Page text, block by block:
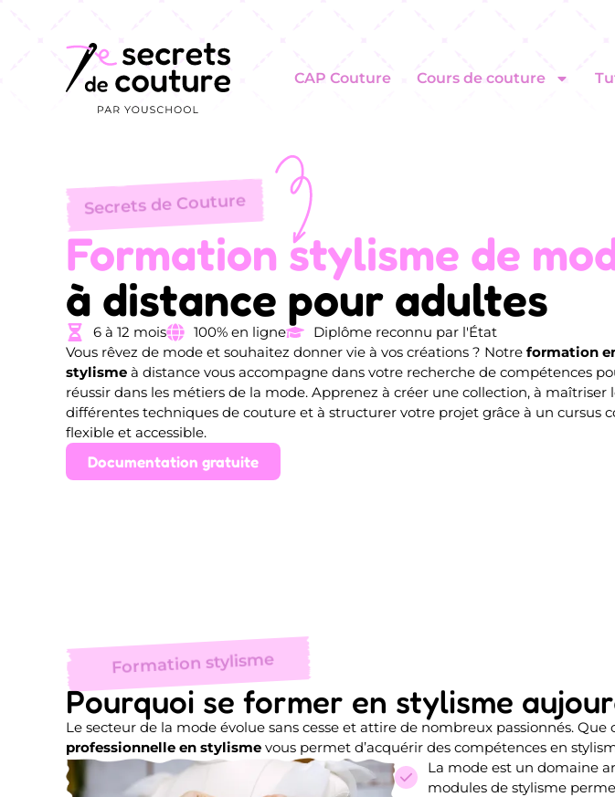
CAP Couture Cours de couture
Secrets de Couture
Formation stylisme de
à distance pour adultes
6 à 12 mois 100% en ligne
Diplôme reconnu par l'État
Vous rêvez de mode et souhaitez donner vie à vos créations ? Notre formation
stylisme à distance vous accompagne dans votre recherche de compétences
réussir dans les métiers de la mode. Apprenez à créer une collection, à maîtriser
différentes techniques de couture et à structurer votre projet grâce à un cursus
flexible et accessible.
Documentation gratuite
Formation stylisme
Pourquoi se former en stylisme
Le secteur de la mode évolue sans cesse et attire de nombreux passionnés.
professionnelle en stylisme vous permet d’acquérir des compétences en
La mode est un domaine
modules de stylisme